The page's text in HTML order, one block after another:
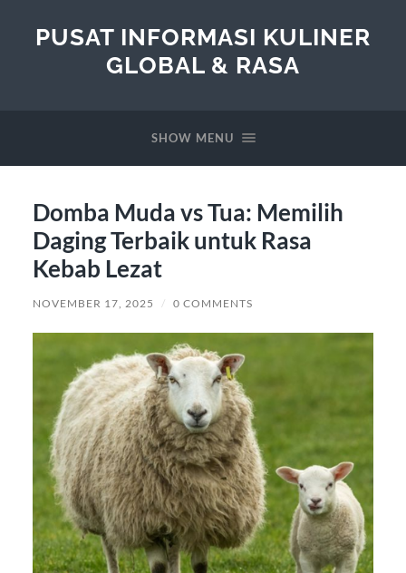
PUSAT INFORMASI KULINER
GLOBAL & RASA
SHOW MENU
Domba Muda vs Tua: Memilih
Daging Terbaik untuk Rasa
Kebab Lezat
NOVEMBER 17, 2025 / 0 COMMENTS